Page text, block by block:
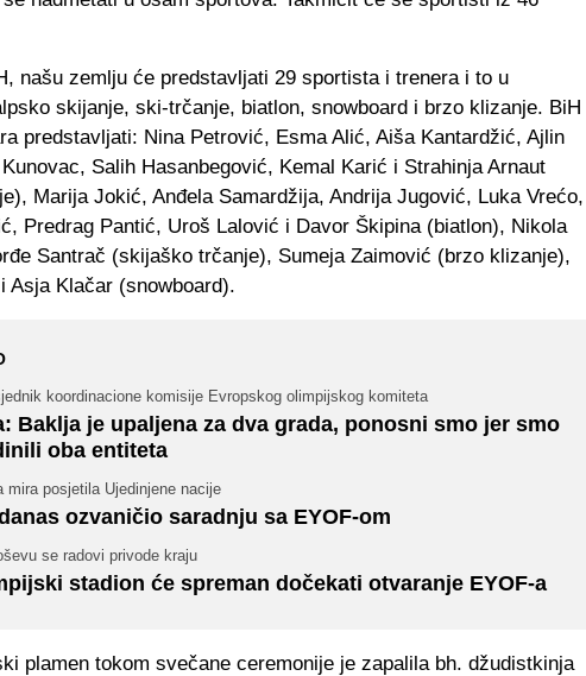
našu zemlju će predstavljati 29 sportista i trenera i to u
skijanje, ski-trčanje, biatlon, snowboard i brzo klizanje. BiH
predstavljati: Nina Petrović, Esma Alić, Aiša Kantardžić, Ajlin
Salih Hasanbegović, Kemal Karić i Strahinja Arnaut
Marija Jokić, Anđela Samardžija, Andrija Jugović, Luka Vrećo,
Predrag Pantić, Uroš Lalović i Davor Škipina (biatlon), Nikola
Santrač (skijaško trčanje), Sumeja Zaimović (brzo klizanje),
Asja Klačar (snowboard).
koordinacione komisije Evropskog olimpijskog komiteta
Baklja je upaljena za dva grada, ponosni smo jer smo
oba entiteta
mira posjetila Ujedinjene nacije
ozvaničio saradnju sa EYOF-om
se radovi privode kraju
stadion će spreman dočekati otvaranje EYOF-a
plamen tokom svečane ceremonije je zapalila bh. džudistkinja